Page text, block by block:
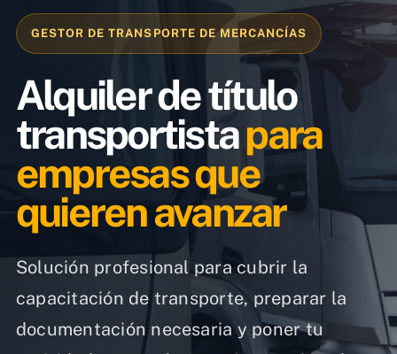
Servicios
Noticias
Contacto
GESTOR DE TRANSPORTE DE MERCANCÍAS
Alquiler de título
transportistapara
empresas que
quieren avanzar
Solución profesional para cubrir la
capacitación de transporte, preparar la
documentación necesaria y poner tu